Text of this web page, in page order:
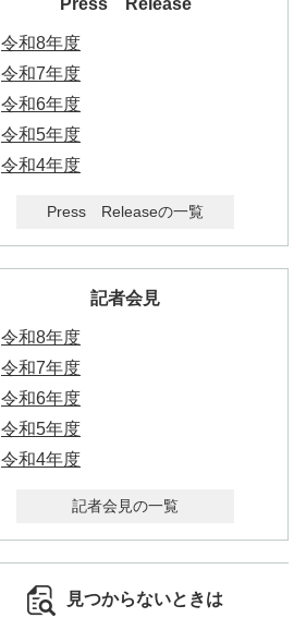
令和8年度
令和7年度
令和6年度
令和5年度
令和4年度
Press Releaseの一覧
記者会見
令和8年度
令和7年度
令和6年度
令和5年度
令和4年度
記者会見の一覧
見つからないときは